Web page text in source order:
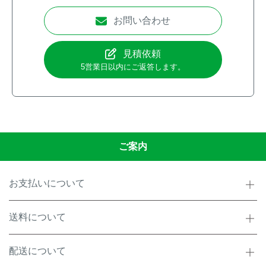
お問い合わせ
見積依頼
5営業日以内にご返答します。
ご案内
お支払いについて
送料について
配送について